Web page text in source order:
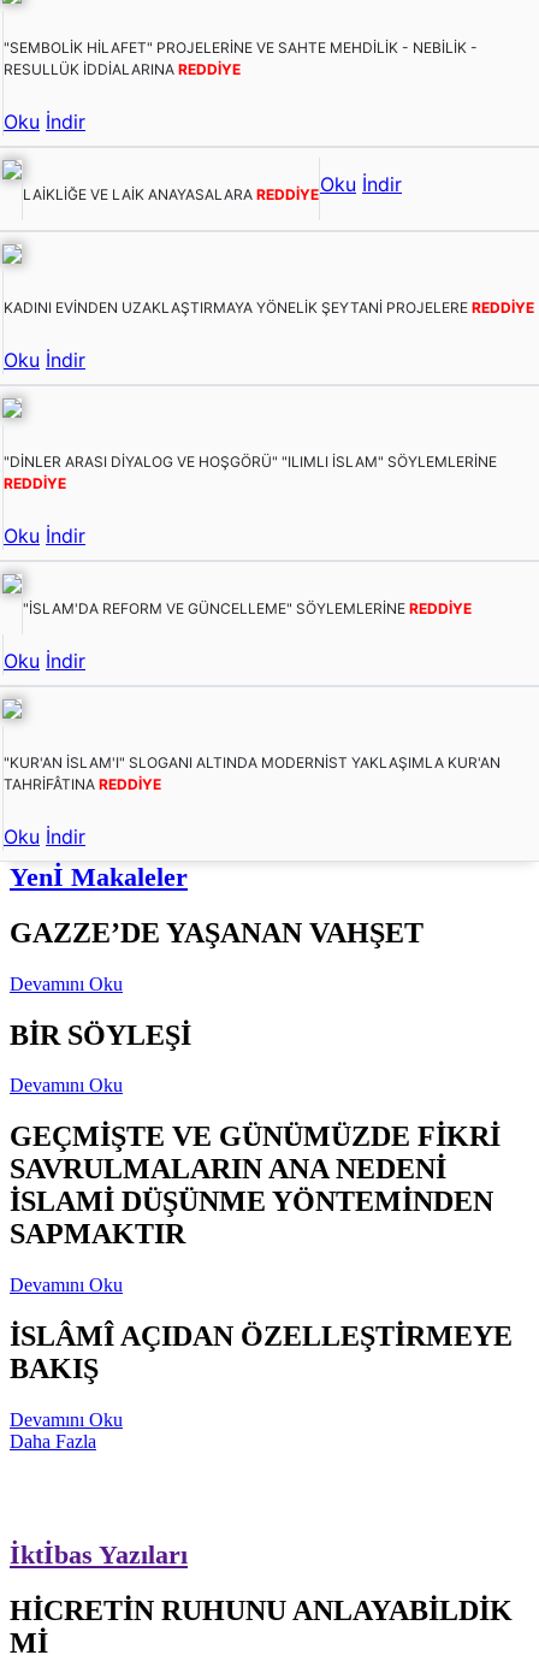
"SEMBOLİK HİLAFET" PROJELERİNE VE SAHTE MEHDİLİK - NEBİLİK -
RESULLÜK İDDİALARINA REDDİYE
Oku İndir
LAİKLİĞE VE LAİK ANAYASALARA REDDİYEOku İndir
KADINI EVİNDEN UZAKLAŞTIRMAYA YÖNELİK ŞEYTANİ PROJELERE REDDİYE
Oku İndir
"DİNLER ARASI DİYALOG VE HOŞGÖRÜ" "ILIMLI İSLAM" SÖYLEMLERİNE
REDDİYE
Oku İndir
"İSLAM'DA REFORM VE GÜNCELLEME" SÖYLEMLERİNE REDDİYE
Oku İndir
"KUR'AN İSLAM'I" SLOGANI ALTINDA MODERNİST YAKLAŞIMLA KUR'AN
TAHRİFÂTINA REDDİYE
Oku İndir
Yenİ Makaleler
GAZZE’DE YAŞANAN VAHŞET
Devamını Oku
BİR SÖYLEŞİ
Devamını Oku
GEÇMİŞTE VE GÜNÜMÜZDE FİKRİ
SAVRULMALARIN ANA NEDENİ
İSLAMİ DÜŞÜNME YÖNTEMİNDEN
SAPMAKTIR
Devamını Oku
İSLÂMÎ AÇIDAN ÖZELLEŞTİRMEYE
BAKIŞ
Devamını Oku
Daha Fazla
İktİbas Yazıları
HİCRETİN RUHUNU ANLAYABİLDİK
Mİ